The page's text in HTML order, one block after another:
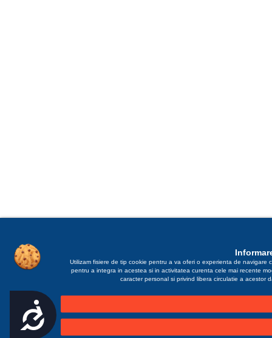
Accesibilitate
Utilizam fisiere de tip cookie pentru a va oferi o experienta de navigare
pentru a integra in acestea si in activitatea curenta cele mai recente
caracter personal si privind libera circulatie a acestor